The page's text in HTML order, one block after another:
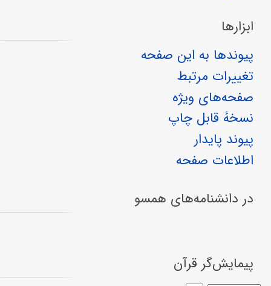
ابزارها
پیوندها به این صفحه
تغییرات مرتبط
صفحه‌های ویژه
نسخهٔ قابل چاپ
پیوند پایدار
اطلاعات صفحه
در دانشنامه‌های همسو
پیمایش‌گر قرآن